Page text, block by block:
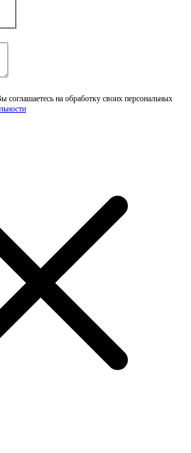
на обработку своих персональных